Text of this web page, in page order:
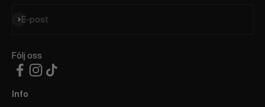
E-post
Prenumerera
Följ oss
Info